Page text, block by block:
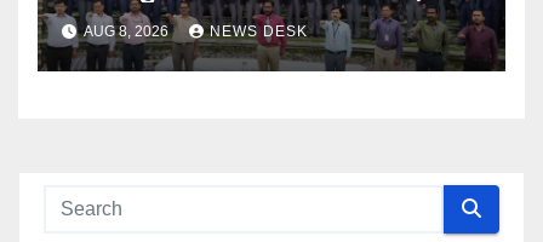
ड्रग शपथ
AUG 8, 2026 NEWS DESK